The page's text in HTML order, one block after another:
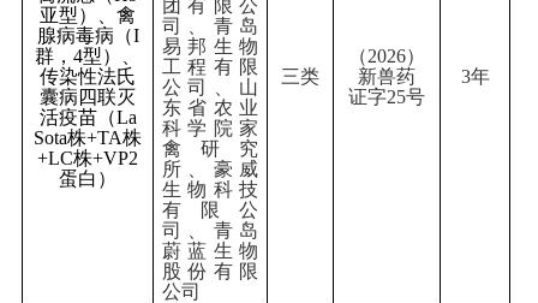
亚型）、禽
腺病毒病（I
群， 4型）、
传染性法氏
囊病四联灭
活疫苗（La
Sota株+TA株
+LC株+VP2
蛋白）
团有限公
司、青岛
易邦生物
工程有限
公司、山
东省农业
科学院家
禽研究
所、豪威
生物科技
有限公
司、青岛
蔚蓝生物
股份有限
公司
三类
（2026）
新兽药
证字25号
3年